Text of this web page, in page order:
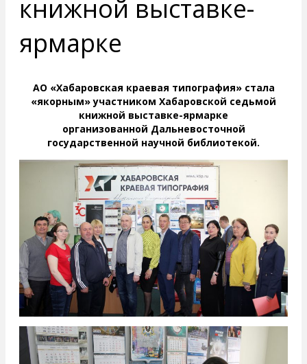
книжной выставке-
ярмарке
АО «Хабаровская краевая типография» стала
«якорным» участником Хабаровской седьмой
книжной выставке-ярмарке
организованной Дальневосточной
государственной научной библиотекой.